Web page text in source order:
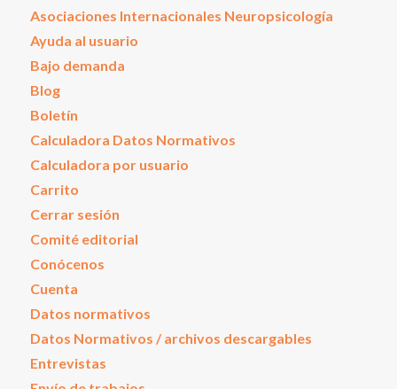
Asociaciones Internacionales Neuropsicología
Ayuda al usuario
Bajo demanda
Blog
Boletín
Calculadora Datos Normativos
Calculadora por usuario
Carrito
Cerrar sesión
Comité editorial
Conócenos
Cuenta
Datos normativos
Datos Normativos / archivos descargables
Entrevistas